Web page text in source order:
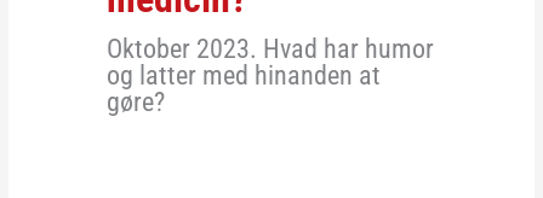
Oktober 2023. Hvad har humor
og latter med hinanden at
gøre?